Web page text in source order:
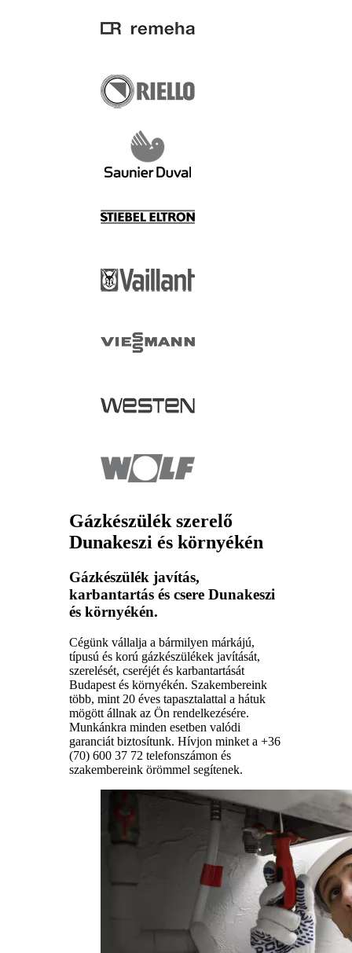
Gázkészülék szerelő
Dunakeszi és környékén
Gázkészülék javítás,
karbantartás és csere Dunakeszi
és környékén.
Cégünk vállalja a bármilyen márkájú,
típusú és korú gázkészülékek javítását,
szerelését, cseréjét és karbantartását
Budapest és környékén. Szakembereink
több, mint 20 éves tapasztalattal a hátuk
mögött állnak az Ön rendelkezésére.
Munkánkra minden esetben valódi
garanciát biztosítunk. Hívjon minket a +36
(70) 600 37 72 telefonszámon és
szakembereink örömmel segítenek.